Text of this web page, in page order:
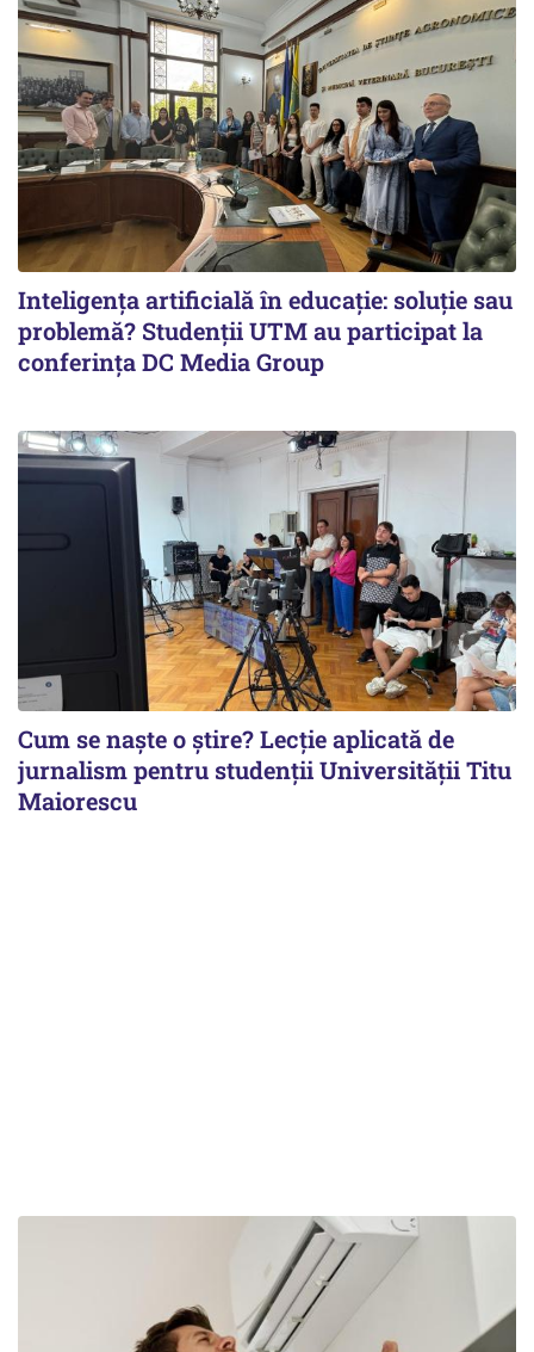
Inteligența artificială în educație: soluție sau
problemă? Studenții UTM au participat la
conferința DC Media Group
Cum se naște o știre? Lecție aplicată de
jurnalism pentru studenții Universității Titu
Maiorescu